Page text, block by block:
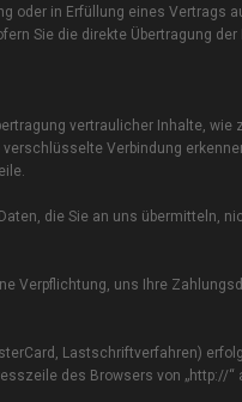
oder in Erfüllung eines
Sie die direkte Übertragung
vertraulicher Inhalte,
Verbindung
die Sie an uns übermitteln,
Verpflichtung, uns Ihre
Lastschriftverfahren)
des Browsers von „http://